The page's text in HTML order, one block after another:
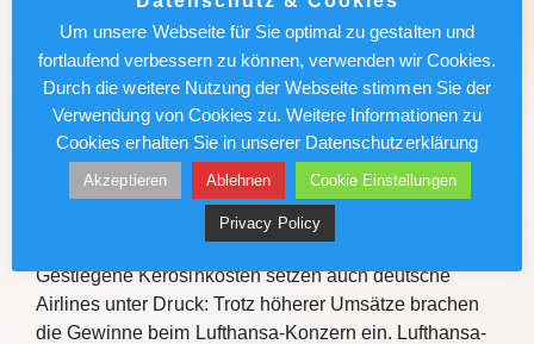
Verkaufstipps, direktem Austausch und
Gewinnchancen bietet die Veranstaltungsreihe
Einblicke zu den Fluss- und…
Weiterlesen
Lufthansa/Condor: Kerosinkosten
drücken den Gewinn
Gestiegene Kerosinkosten setzen auch deutsche
Airlines unter Druck: Trotz höherer Umsätze brachen
die Gewinne beim Lufthansa-Konzern ein. Lufthansa-
Um unsere Webseite für Sie optimal zu gestalten und
fortlaufend verbessern zu können, verwenden wir Cookies.
Durch die weitere Nutzung der Webseite stimmen Sie der
Verwendung von Cookies zu. Weitere Informationen zu
Cookies erhalten Sie in unserer Datenschutzerklärung
Akzeptieren Ablehnen Cookie Einstellungen
Privacy Policy